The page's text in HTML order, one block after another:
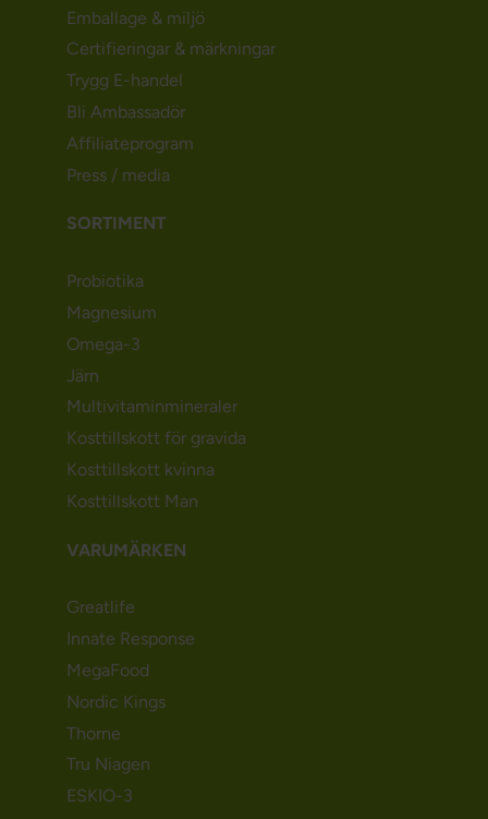
Emballage & miljö
Certifieringar & märkningar
Trygg E-handel
Bli Ambassadör
Affiliateprogram
Press / media
SORTIMENT
Probiotika
Magnesium
Omega-3
Järn
Multivitaminmineraler
Kosttillskott för gravida
Kosttillskott kvinna
Kosttillskott Man
VARUMÄRKEN
Greatlife
Innate Response
MegaFood
Nordic Kings
Thorne
Tru Niagen
ESKIO-3